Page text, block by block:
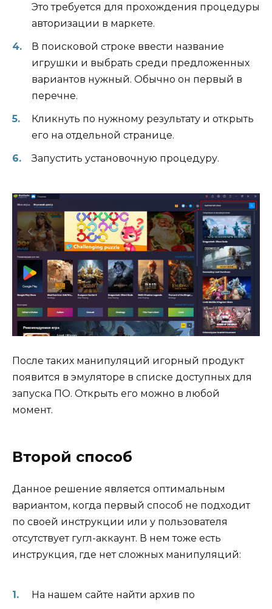
Это требуется для прохождения процедуры
авторизации в маркете.
В поисковой строке ввести название
игрушки и выбрать среди предложенных
вариантов нужный. Обычно он первый в
перечне.
Кликнуть по нужному результату и открыть
его на отдельной странице.
Запустить установочную процедуру.
После таких манипуляций игорный продукт
появится в эмуляторе в списке доступных для
запуска ПО. Открыть его можно в любой
момент.
Второй способ
Данное решение является оптимальным
вариантом, когда первый способ не подходит
по своей инструкции или у пользователя
отсутствует гугл-аккаунт. В нем тоже есть
инструкция, где нет сложных манипуляций:
На нашем сайте найти архив по